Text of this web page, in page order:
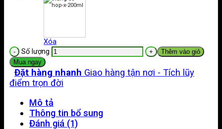
Xóa
Số lượng
Thêm vào giỏ
Mua ngay
Đặt hàng nhanh Giao hàng tận nơi - Tích lũy
điểm trọn đời
Mô tả
Thông tin bổ sung
Đánh giá (1)